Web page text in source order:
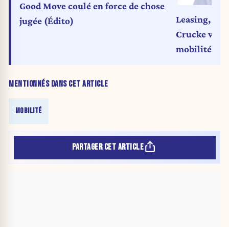
MENTIONNÉS DANS CET ARTICLE
MOBILITÉ
Good Move coulé en force de chose
jugée (Édito)
Leasing,
Crucke veut faire du vélo la star de la
mobilité
PARTAGER CET ARTICLE